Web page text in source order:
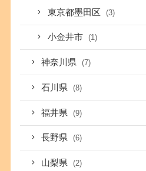
東京都墨田区 (3)
小金井市 (1)
神奈川県 (7)
石川県 (8)
福井県 (9)
長野県 (6)
山梨県 (2)